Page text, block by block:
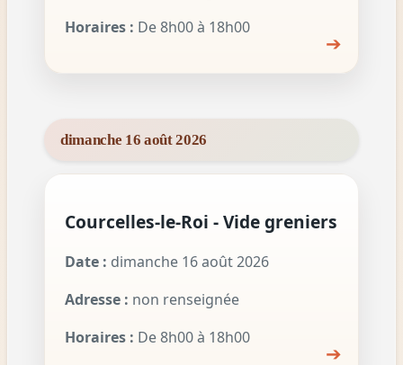
Horaires : De 8h00 à 18h00
➔
dimanche 16 août 2026
Courcelles-le-Roi - Vide greniers
Date : dimanche 16 août 2026
Adresse : non renseignée
Horaires : De 8h00 à 18h00
➔